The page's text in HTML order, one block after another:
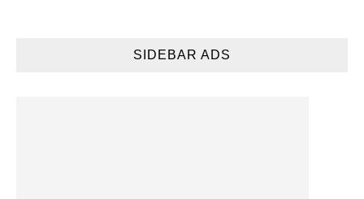
SIDEBAR ADS